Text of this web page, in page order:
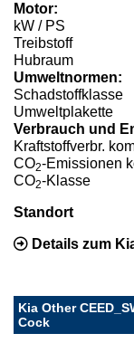
Motor:
kW / PS
Treibstoff
Hubraum
Umweltnormen:
Schadstoffklasse
Umweltplakette
Verbrauch und
Kraftstoffverbr.
CO2-Emissionen
CO2-Klasse
Standort
Details zum
Kia Other
Cock